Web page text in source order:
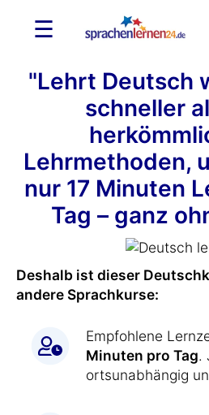
☰
"Lehrt Deutsch
schneller
Lehrmethoden,
nur 17 Minuten
Tag – ganz
Deshalb ist dieser
andere Sprachkurse:
Empfohlene
Minuten pro Tag.
ortsunabhängig